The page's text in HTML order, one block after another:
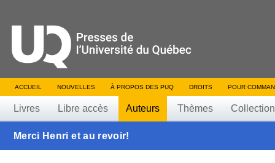
ACCUEIL NOUVELLES À PROPOS DES PUQ DROITS POUR
Livres Libre accès Auteurs Thèmes
Merci Henri et au revoir!